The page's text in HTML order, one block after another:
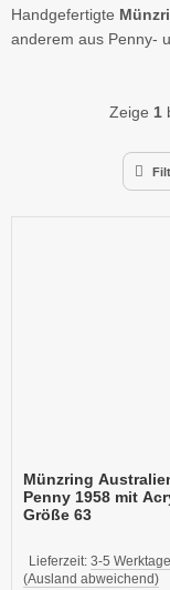
Handgefertigte
anderem aus Penny-
Zeige 1
Münzring
Penny 1958 mit
Größe 63
Lieferzeit: 3-5
(Ausland abweichend)